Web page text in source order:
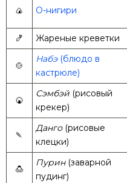
🍙 О-нигири
🍤
Жареные креветки
🍲
Набэ(блюдо в
кастрюле)
🍘
Сэмбэй(рисовый
крекер)
🍡
Данго(рисовые
клецки)
🍮
Пурин(заварной
пудинг)